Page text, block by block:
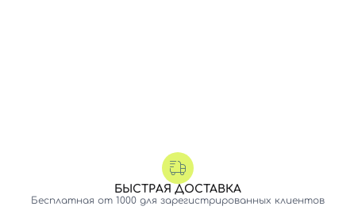
БЫСТРАЯ ДОСТАВКА
Бесплатная от 1000 для зарегистрированных клиентов